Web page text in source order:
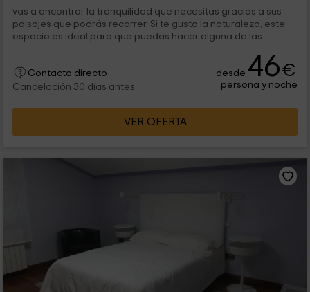
vas a encontrar la tranquilidad que necesitas gracias a sus
paisajes que podrás recorrer. Si te gusta la naturaleza, este
espacio es ideal para que puedas hacer alguna de las
Contacto directo
Cancelación 30 días antes
desde 46€
persona y noche
VER OFERTA